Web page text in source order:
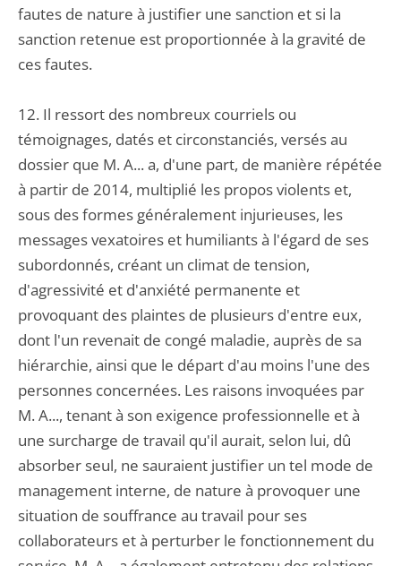
fautes de nature à justifier une sanction et si la
sanction retenue est proportionnée à la gravité de
ces fautes.
12. Il ressort des nombreux courriels ou
témoignages, datés et circonstanciés, versés au
dossier que M. A... a, d'une part, de manière répétée
à partir de 2014, multiplié les propos violents et,
sous des formes généralement injurieuses, les
messages vexatoires et humiliants à l'égard de ses
subordonnés, créant un climat de tension,
d'agressivité et d'anxiété permanente et
provoquant des plaintes de plusieurs d'entre eux,
dont l'un revenait de congé maladie, auprès de sa
hiérarchie, ainsi que le départ d'au moins l'une des
personnes concernées. Les raisons invoquées par
M. A..., tenant à son exigence professionnelle et à
une surcharge de travail qu'il aurait, selon lui, dû
absorber seul, ne sauraient justifier un tel mode de
management interne, de nature à provoquer une
situation de souffrance au travail pour ses
collaborateurs et à perturber le fonctionnement du